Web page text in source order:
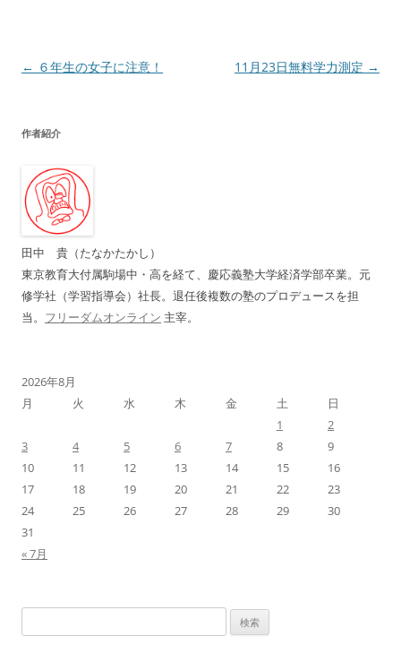
投
ビ
ー
シ
ョ
ン
← ６年生の女子に注意！ 11月23日無料学力測定 →
作者紹介
田中 貴（たなかたかし）
東京教育大付属駒場中・高を経て、慶応義塾大学経済学部卒業。元
修学社（学習指導会）社長。退任後複数の塾のプロデュースを担
当。 フリーダムオンライン 主宰。
2026年8月
月
火 水 木 金 土
日
1
2
3
4 5 6 7 8
9
10
11 12 13 14 15
16
17
18 19 20 21 22
23
24
25 26 27 28 29
30
31
« 7月
索: